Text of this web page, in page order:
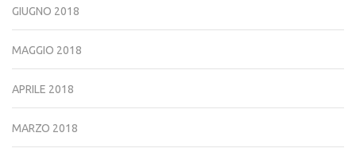
GIUGNO 2018
MAGGIO 2018
APRILE 2018
MARZO 2018